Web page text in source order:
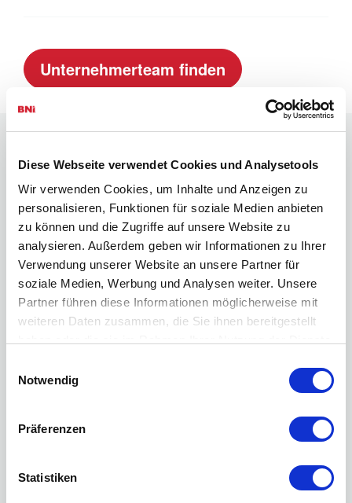
Diese Webseite verwendet Cookies und Analysetools
Wir verwenden Cookies, um Inhalte und Anzeigen zu
personalisieren, Funktionen für soziale Medien anbieten
zu können und die Zugriffe auf unsere Website zu
analysieren. Außerdem geben wir Informationen zu Ihrer
Verwendung unserer Website an unsere Partner für
soziale Medien, Werbung und Analysen weiter. Unsere
Partner führen diese Informationen möglicherweise mit
weiteren Daten zusammen, die Sie ihnen bereitgestellt
Notwendig
Präferenzen
Statistiken
Unternehmerteam finden
Links
Mitglied finden
Impressum
Datenschutzerklärung